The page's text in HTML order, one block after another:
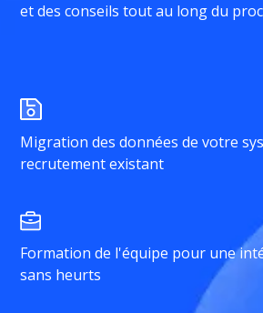
et des conseils tout au long du
Migration des données de votre
recrutement existant
Formation de l'équipe pour une
sans heurts